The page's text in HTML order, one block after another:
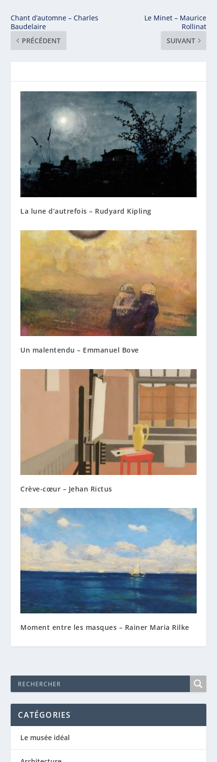
Chant d’automne – Charles
Baudelaire
PRÉCÉDENT
Le Minet – Maurice
Rollinat
SUIVANT
La lune d’autrefois – Rudyard Kipling
Un malentendu – Emmanuel Bove
Crève-cœur – Jehan Rictus
Moment entre les masques – Rainer Maria Rilke
CATÉGORIES
Le musée idéal